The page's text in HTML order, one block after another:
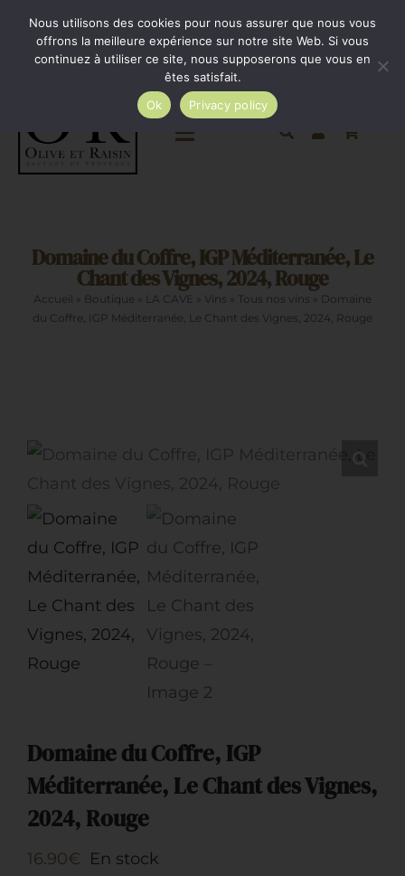
PasserMinimum de commande 35€. Livraison France entière
par Colissimo au tarif en vigueur à partir de 35€.
Livraison gratuite par Colissimo à partir de 80€
Toggle
Epicerie sucrée
La cave
Domaine du Coffre, IGP Méditerranée, Le
Chant des Vignes, 2024, Rouge
Accueil Boutique LA CAVE Vins Tous nos vins
Domaine
du Coffre, IGP Méditerranée, Le Chant des Vignes, 2024, Rouge
Domaine du Coffre, IGP
Méditerranée, Le Chant des Vignes,
2024, Rouge
16.90€ En stock
Nous utilisons des cookies pour nous assurer que nous vous
offrons la meilleure expérience sur notre site Web. Si vous
continuez à utiliser ce site, nous supposerons que vous en
êtes satisfait.
Ok
Privacy policy